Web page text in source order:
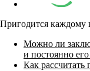
Пригодится каждому
Можно ли
и постоянно
Как рассчитать